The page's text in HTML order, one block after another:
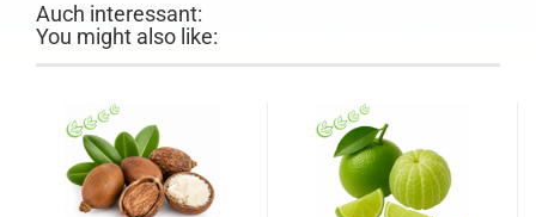
Auch interessant:
You might also like: